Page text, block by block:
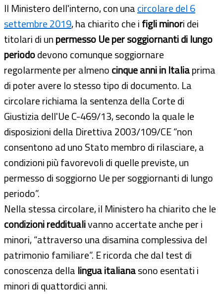
Il Ministero dell'interno, con unacircolare del 6
settembre 2019, ha chiarito che ifigli minori dei
titolari di unpermesso Ue per soggiornanti di lungo
periododevono comunque soggiornare
regolarmente per almenocinque anni in Italiaprima
di poter avere lo stesso tipo di documento. La
circolare richiama la sentenza della Corte di
Giustizia dell'Ue C-469/13, secondo la quale le
disposizioni della Direttiva 2003/109/CE “non
consentono ad uno Stato membro di rilasciare, a
condizioni più favorevoli di quelle previste, un
permesso di soggiorno Ue per soggiornanti di lungo
periodo”.
Nella stessa circolare, il Ministero ha chiarito che le
condizioni redditualivanno accertate anche per i
minori, “attraverso una disamina complessiva del
patrimonio familiare”. E ricorda che dal test di
conoscenza della lingua italianasono esentati i
minori di quattordici anni.